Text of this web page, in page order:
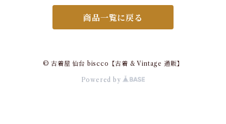
商品一覧に戻る
© 古着屋 仙台 biscco【古着 & Vintage 通販】
Powered by